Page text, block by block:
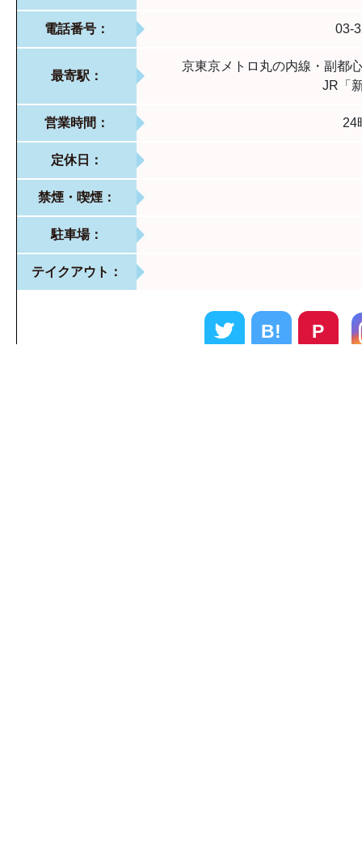
電話番号： 03-
最寄駅：
京東京メトロ丸の内線・副都
JR「
営業時間： 24
定休日：
禁煙・喫煙：
駐車場：
テイクアウト：
B! P